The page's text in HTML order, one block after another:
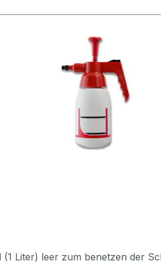
Liter) leer zum benetzen der